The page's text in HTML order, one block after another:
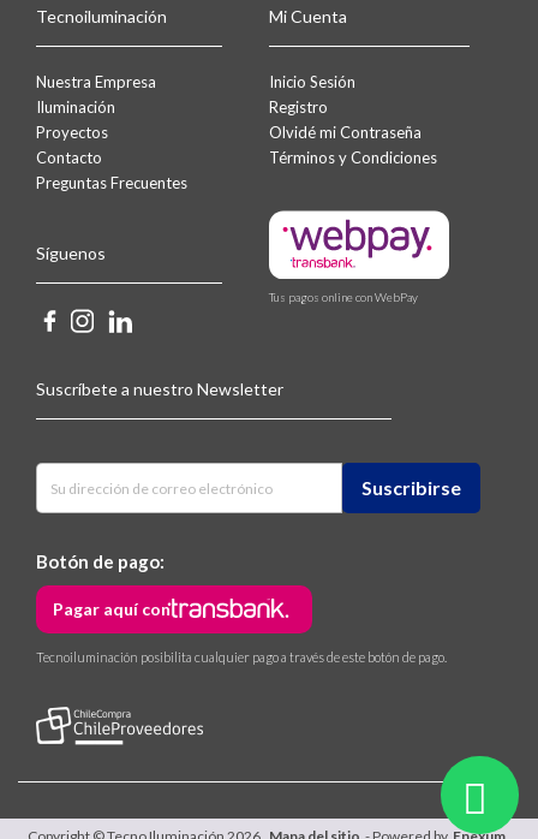
Tecnoiluminación
Nuestra Empresa
Iluminación
Proyectos
Contacto
Preguntas Frecuentes
Síguenos
Mi Cuenta
Inicio Sesión
Registro
Olvidé mi Contraseña
Términos y Condiciones
Tus pagos online con WebPay
Suscríbete a nuestro Newsletter
Botón de pago:
Pagar aquí con
Tecnoiluminación posibilita cualquier pago a través de este botón de pago.